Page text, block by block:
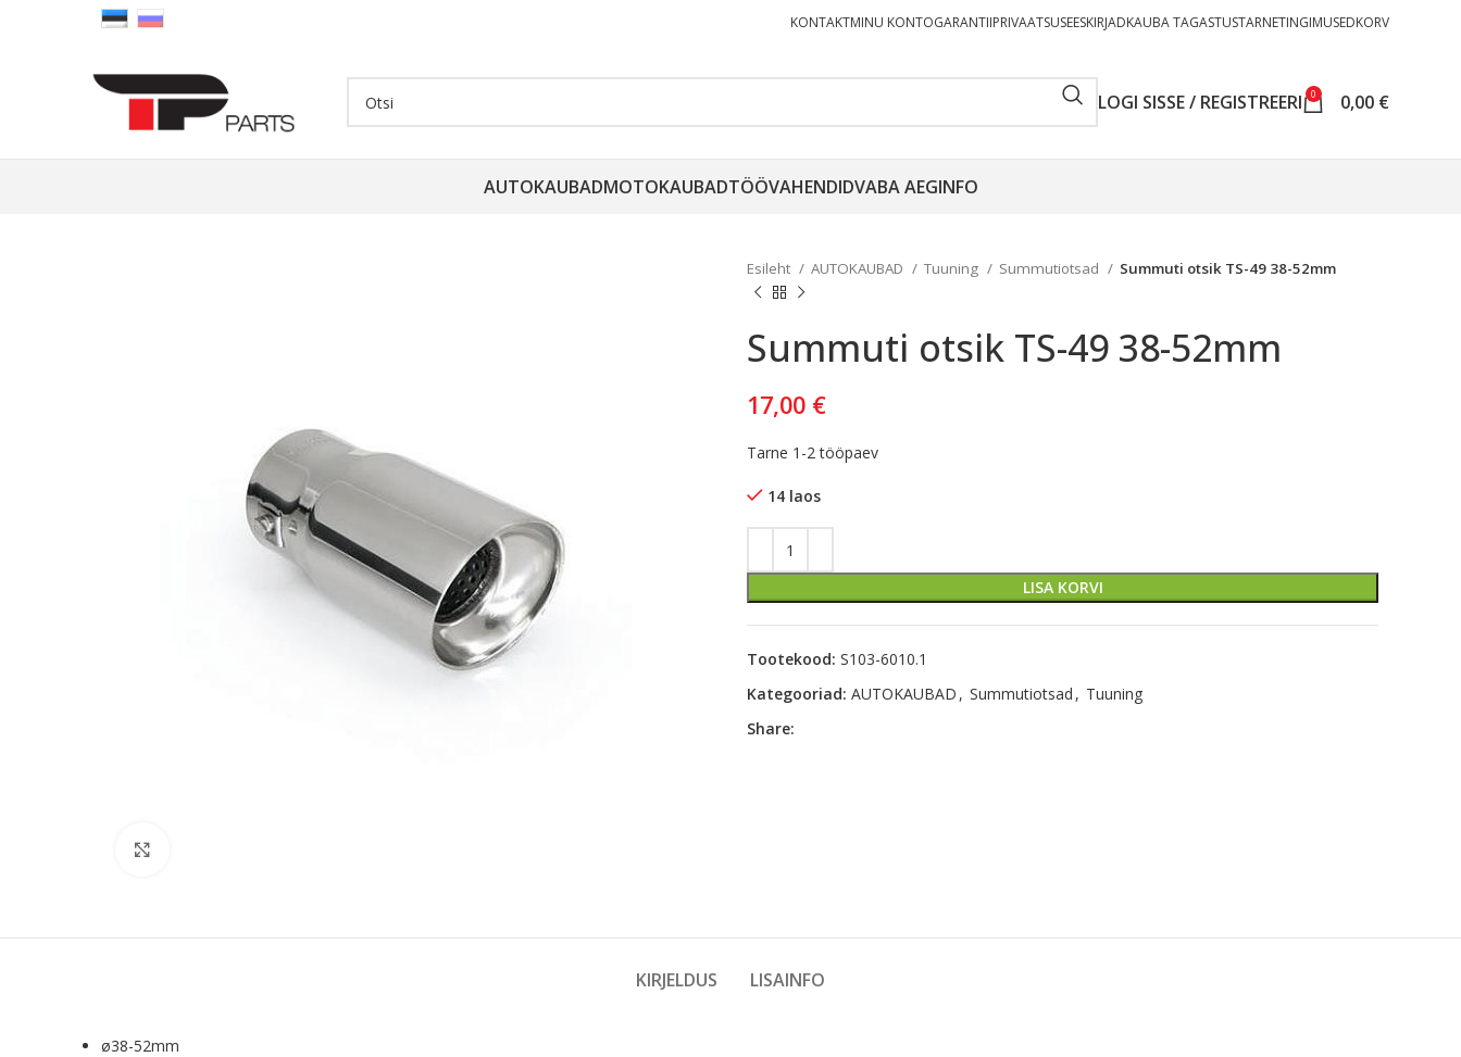
KONTAKTMINU KONTOGARANTIIPRIVAATSUSEESKIRJADKAUBA TAGASTUSTARNETINGIMUSEDKORV
LOGI SISSE / REGISTREERI 0 0,00 €
AUTOKAUBADMOTOKAUBADTÖÖVAHENDIDVABA AEGINFO
Esileht AUTOKAUBAD Tuuning Summutiotsad Summuti otsik TS-49 38-52mm
Summuti otsik TS-49 38-52mm
17,00 €
Tarne 1-2 tööpaev
14 laos
LISA KORVI
Tootekood: S103-6010.1
Kategooriad: AUTOKAUBAD , Summutiotsad , Tuuning
Share:
KIRJELDUS LISAINFO
ø38-52mm